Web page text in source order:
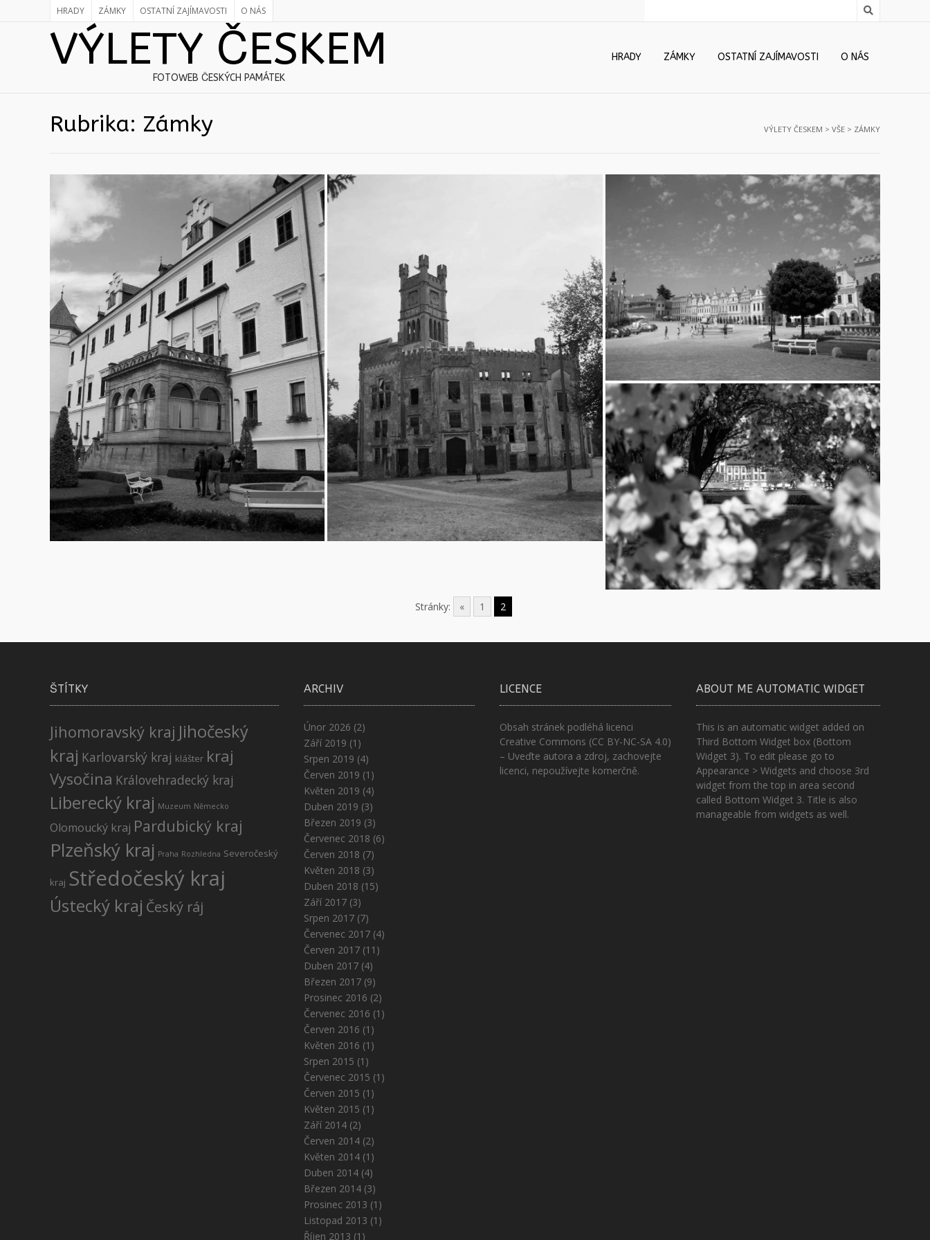
HRADY ZÁMKY OSTATNÍ ZAJÍMAVOSTI O NÁS
VÝLETY ČESKEM
FOTOWEB ČESKÝCH PAMÁTEK
HRADY ZÁMKY OSTATNÍ ZAJÍMAVOSTI O NÁS
Rubrika: Zámky VÝLETY ČESKEM > VŠE > ZÁMKY
Konopiště
14.7.2011
Český Rudolec
13.7.2011
Telč – zámek a město
12.7.2011
zámek Troja
10.4.2011
Stránky: « 1 2
ŠTÍTKY
Jihomoravský kraj Jihočeský
kraj Karlovarský kraj klášter kraj
Vysočina Královehradecký kraj
Liberecký kraj Muzeum Německo
Olomoucký kraj Pardubický kraj
Plzeňský kraj Praha Rozhledna Severočeský
kraj Středočeský kraj
Ústecký kraj Český ráj
ARCHIV
Únor 2026 (2)
Září 2019 (1)
Srpen 2019 (4)
Červen 2019 (1)
Květen 2019 (4)
Duben 2019 (3)
Březen 2019 (3)
Červenec 2018 (6)
Červen 2018 (7)
Květen 2018 (3)
Duben 2018 (15)
Září 2017 (3)
Srpen 2017 (7)
Červenec 2017 (4)
Červen 2017 (11)
Duben 2017 (4)
Březen 2017 (9)
Prosinec 2016 (2)
Červenec 2016 (1)
Červen 2016 (1)
Květen 2016 (1)
Srpen 2015 (1)
Červenec 2015 (1)
Červen 2015 (1)
Květen 2015 (1)
Září 2014 (2)
Červen 2014 (2)
Květen 2014 (1)
Duben 2014 (4)
Březen 2014 (3)
Prosinec 2013 (1)
Listopad 2013 (1)
Říjen 2013 (1)
LICENCE
Obsah stránek podléhá licenci
Creative Commons (CC BY-NC-SA 4.0)
– Uveďte autora a zdroj, zachovejte
licenci, nepoužívejte komerčně.
ABOUT ME AUTOMATIC WIDGET
This is an automatic widget added on
Third Bottom Widget box (Bottom
Widget 3). To edit please go to
Appearance > Widgets and choose 3rd
widget from the top in area second
called Bottom Widget 3. Title is also
manageable from widgets as well.